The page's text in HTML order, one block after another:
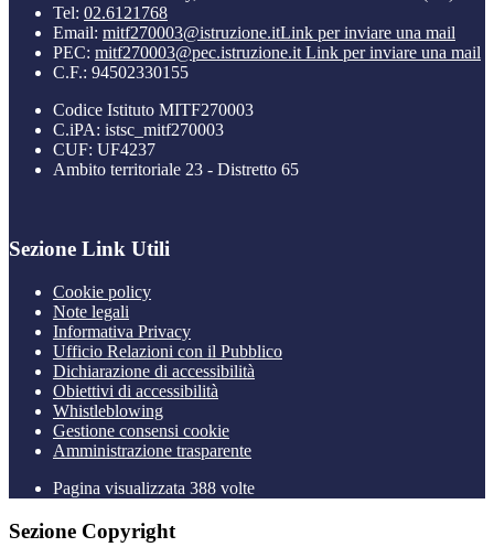
Tel: 02.6121768
Email: mitf270003@istruzione.itLink per inviare una mail
PEC: mitf270003@pec.istruzione.it Link per inviare una mail
C.F.: 94502330155
Codice Istituto MITF270003
C.iPA: istsc_mitf270003
CUF: UF4237
Ambito territoriale 23 - Distretto 65
Sezione Link Utili
Cookie policy
Note legali
Informativa Privacy
Ufficio Relazioni con il Pubblico
Dichiarazione di accessibilità
Obiettivi di accessibilità
Whistleblowing
Gestione consensi cookie
Amministrazione trasparente
Pagina visualizzata 388 volte
Sezione Copyright